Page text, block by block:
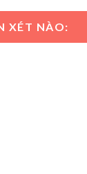
XÉT NÀO: